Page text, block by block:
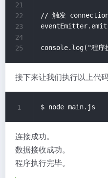
// 触发
21
22
23
24
25
接下来让我们执行以上代码
1
连接成功。
数据接收成功。
程序执行完毕。